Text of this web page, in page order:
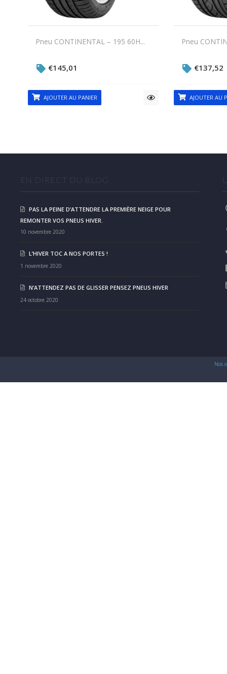
Pneu CONTINENTAL – 195 60H...
€145,01
AJOUTER AU PANIER
Pneu
€137,52
AJOUTER AU
EN DIRECT DU BLOG
PAS LA PEINE D’ATTENDRE LA PREMIÈRE NEIGE POUR
REMONTER VOS PNEUS HIVER.
10 novembre 2020
L’HIVER TOC A NOS PORTES !
1 novembre 2020
N’ATTENDEZ PAS DE GLISSER PENSEZ PNEUS HIVER
24 octobre 2020
Nos